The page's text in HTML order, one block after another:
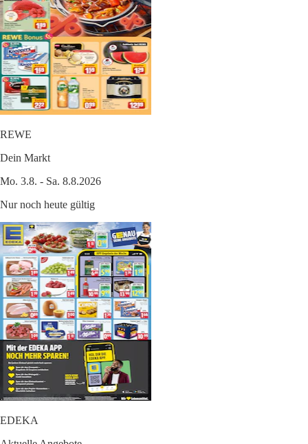
REWE
Dein Markt
Mo. 3.8. - Sa. 8.8.2026
Nur noch heute gültig
EDEKA